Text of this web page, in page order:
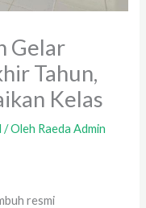
Gelar
Tahun,
Kelas
/ Oleh Raeda Admin
resmi